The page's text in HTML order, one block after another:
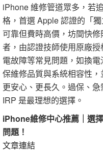
iPhone 維修管道眾多，若
格，首選 Apple 認證的「
可靠但費時高價，坊間快
者，由認證技師使用原廠
電故障等常見問題，如換
保維修品質與系統相容性
更安心、更長久。過保、
IRP 是最理想的選擇。
iPhone維修中心推薦｜選
問題！
文章連結